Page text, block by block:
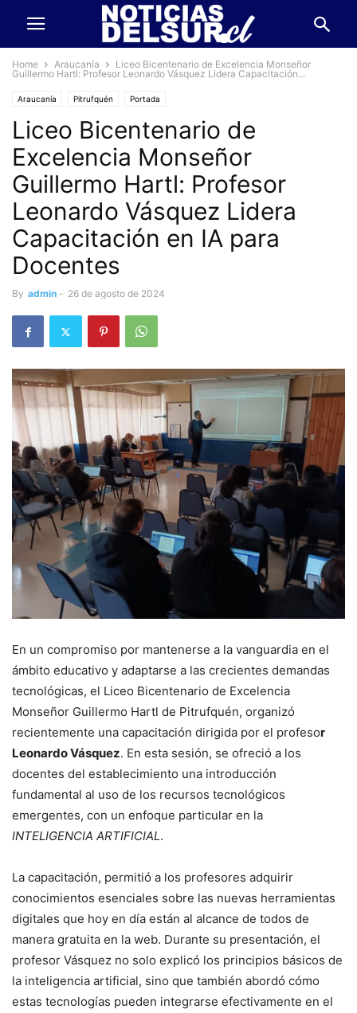
Home Araucanía
Liceo Bicentenario de Excelencia Monseñor
Guillermo Hartl: Profesor Leonardo Vásquez Lidera Capacitación...
Araucanía Pitrufquén Portada
Liceo Bicentenario de
Excelencia Monseñor
Guillermo Hartl: Profesor
Leonardo Vásquez Lidera
Capacitación en IA para
Docentes
By admin - 26 de agosto de 2024
En un compromiso por mantenerse a la vanguardia en el
ámbito educativo y adaptarse a las crecientes demandas
tecnológicas, el Liceo Bicentenario de Excelencia
Monseñor Guillermo Hartl de Pitrufquén, organizó
recientemente una capacitación dirigida por el profesor
Leonardo Vásquez. En esta sesión, se ofreció a los
docentes del establecimiento una introducción
fundamental al uso de los recursos tecnológicos
emergentes, con un enfoque particular en la
INTELIGENCIA ARTIFICIAL.
La capacitación, permitió a los profesores adquirir
conocimientos esenciales sobre las nuevas herramientas
digitales que hoy en día están al alcance de todos de
manera gratuita en la web. Durante su presentación, el
profesor Vásquez no solo explicó los principios básicos de
la inteligencia artificial, sino que también abordó cómo
estas tecnologías pueden integrarse efectivamente en el